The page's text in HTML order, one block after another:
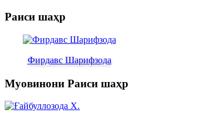
Раиси шаҳр
Фирдавс Шарифзода
Муовинони Раиси шаҳр